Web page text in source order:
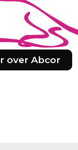
over Abcor